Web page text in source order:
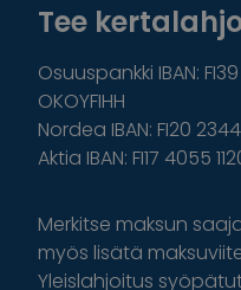
Tee
Osuuspankki IBAN:
OKOYFIHH
Nordea IBAN: FI20
Aktia IBAN: FI17 4055
Merkitse maksun
myös lisätä
Yleislahjoitus